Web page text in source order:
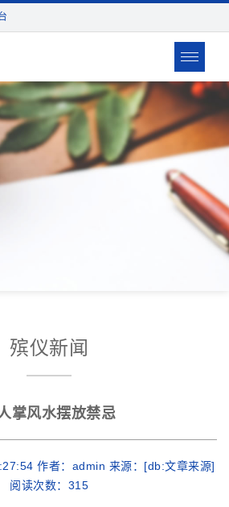
Toggle
殡仪新闻
掌风水摆放禁忌
作者：admin 来源：[db:文章来源]
阅读次数： 315